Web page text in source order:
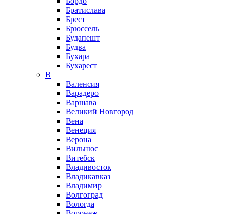
Братислава
Брест
Брюссель
Будапешт
Будва
Бухара
Бухарест
В
Валенсия
Варадеро
Варшава
Великий Новгород
Вена
Венеция
Верона
Вильнюс
Витебск
Владивосток
Владикавказ
Владимир
Волгоград
Вологда